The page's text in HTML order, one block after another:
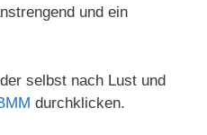
und ein
selbst nach Lust und
durchklicken.